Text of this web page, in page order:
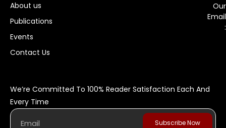
About us
Publications
Events
Contact Us
Our
Email
:
We’re Committed To 100% Reader Satisfaction Each And
Every Time
Subscribe Now